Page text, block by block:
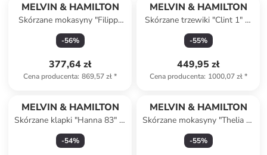
MELVIN & HAMILTON
Skórzane mokasyny "Filippa
2" w kolorze niebieskim
-56%
377,64 zł
Cena producenta: 869,57 zł*
MELVIN & HAMILTON
Skórzane trzewiki "Clint 1" w
kolorze czarnym
-55%
449,95 zł
Cena producenta: 1000,07 zł*
MELVIN & HAMILTON
Skórzane klapki "Hanna 83" w
kolorze czarnym
-54%
MELVIN & HAMILTON
Skórzane mokasyny "Thelia 6"
w kolorze jasnobrązowym
-55%